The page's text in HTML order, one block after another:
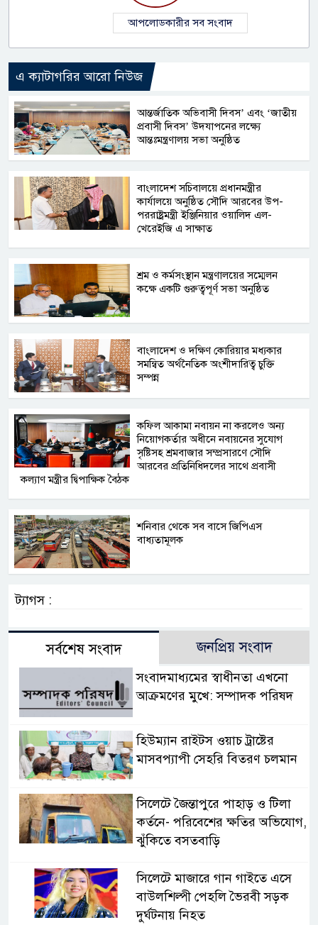
আপলোডকারীর সব সংবাদ
এ ক্যাটাগরির আরো নিউজ
আন্তর্জাতিক অভিবাসী দিবস’ এবং ‘জাতীয়
প্রবাসী দিবস’ উদযাপনের লক্ষ্যে
আন্তঃমন্ত্রণালয় সভা অনুষ্ঠিত
বাংলাদেশ সচিবালয়ে প্রধানমন্ত্রীর
কার্যালয়ে অনুষ্ঠিত সৌদি আরবের উপ-
পররাষ্ট্রমন্ত্রী ইঞ্জিনিয়ার ওয়ালিদ এল-
খেরেইজি এ সাক্ষাত
শ্রম ও কর্মসংস্থান মন্ত্রণালয়ের সম্মেলন
কক্ষে একটি গুরুত্বপূর্ণ সভা অনুষ্ঠিত
বাংলাদেশ ও দক্ষিণ কোরিয়ার মধ্যকার
সমন্বিত অর্থনৈতিক অংশীদারিত্ব চুক্তি
সম্পন্ন
কফিল আকামা নবায়ন না করলেও অন্য
নিয়োগকর্তার অধীনে নবায়নের সুযোগ
সৃষ্টিসহ শ্রমবাজার সম্প্রসারণে সৌদি
আরবের প্রতিনিধিদলের সাথে প্রবাসী
কল্যাণ মন্ত্রীর দ্বিপাক্ষিক বৈঠক
শনিবার থেকে সব বাসে জিপিএস
বাধ্যতামূলক
ট্যাগস :
সর্বশেষ সংবাদ জনপ্রিয় সংবাদ
সংবাদমাধ্যমের স্বাধীনতা এখনো
আক্রমণের মুখে: সম্পাদক পরিষদ
হিউম্যান রাইটস ওয়াচ ট্রাষ্টের
মাসবপ্যাপী সেহরি বিতরণ চলমান
সিলেটে জৈন্তাপুরে পাহাড় ও টিলা
কর্তনে- পরিবেশের ক্ষতির অভিযোগ,
ঝুঁকিতে বসতবাড়ি
সিলেটে মাজারে গান গাইতে এসে
বাউলশিল্পী পেহলি ভৈরবী সড়ক
দুর্ঘটনায় নিহত